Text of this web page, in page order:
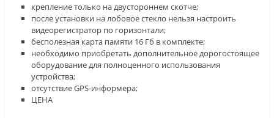
крепление только на двустороннем скотче;
после установки на лобовое стекло нельзя настроить
видеорегистратор по горизонтали;
бесполезная карта памяти 16 Гб в комплекте;
необходимо приобретать дополнительное дорогостоящее
оборудование для полноценного использования
устройства;
отсутствие GPS-информера;
ЦЕНА